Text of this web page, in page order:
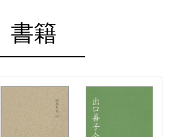
書籍